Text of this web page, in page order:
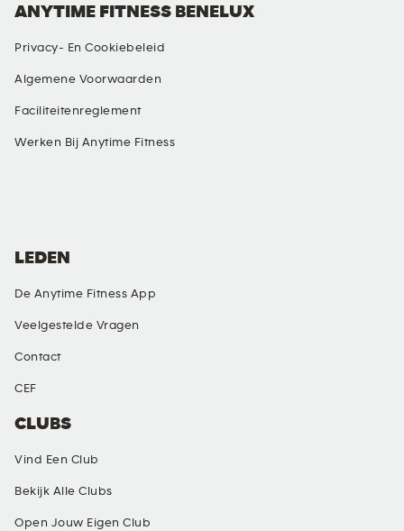
ANYTIME FITNESS BENELUX
Privacy- En Cookiebeleid
Algemene Voorwaarden
Faciliteitenreglement
Werken Bij Anytime Fitness
CLUBS
Vind Een Club
Bekijk Alle Clubs
Open Jouw Eigen Club
LEDEN
De Anytime Fitness App
Veelgestelde Vragen
Contact
CEF